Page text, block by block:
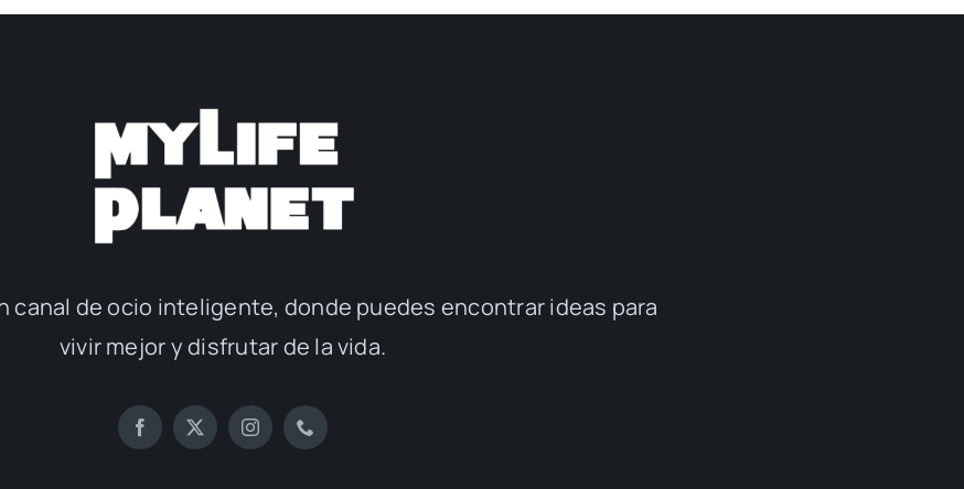
canal de ocio inteligente, donde puedes encontrar ideas para
vivir mejor y disfrutar de la vida.